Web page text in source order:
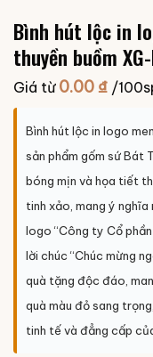
Bình hút lộc in
thuyền buồm
Giá từ 0.00₫ /
Bình hút lộc in logo
sản phẩm gốm sứ Bát
bóng mịn và họa tiết
tinh xảo, mang ý nghĩa
logo “Công ty Cổ
lời chúc “Chúc mừng
quà tặng độc đáo,
quà màu đỏ sang
tinh tế và đẳng cấp